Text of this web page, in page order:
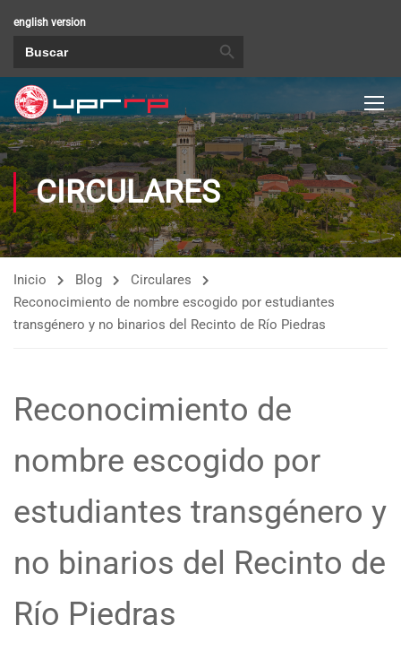
english version
CIRCULARES
Inicio Blog
Circulares
Reconocimiento de nombre escogido por estudiantes
transgénero y no binarios del Recinto de Río Piedras
Reconocimiento de
nombre escogido por
estudiantes transgénero y
no binarios del Recinto de
Río Piedras